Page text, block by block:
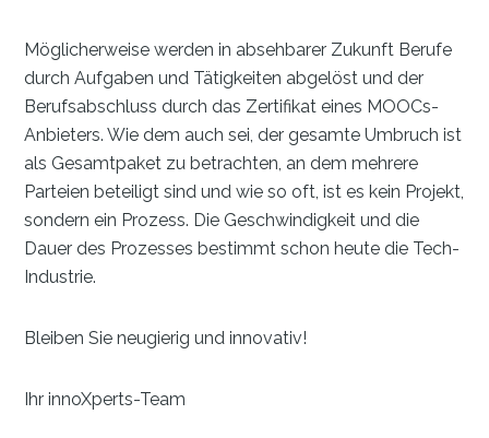
Möglicherweise werden in absehbarer Zukunft Berufe
durch Aufgaben und Tätigkeiten abgelöst und der
Berufsabschluss durch das Zertifikat eines MOOCs-
Anbieters. Wie dem auch sei, der gesamte Umbruch ist
als Gesamtpaket zu betrachten, an dem mehrere
Parteien beteiligt sind und wie so oft, ist es kein Projekt,
sondern ein Prozess. Die Geschwindigkeit und die
Dauer des Prozesses bestimmt schon heute die Tech-
Industrie.
Bleiben Sie neugierig und innovativ!
Ihr innoXperts-Team